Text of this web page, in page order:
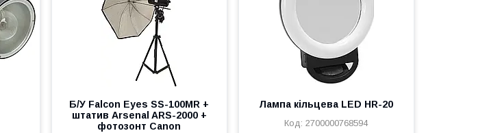
Б/У Falcon Eyes SS-100MR +
штатив Arsenal ARS-2000 +
фотозонт Canon
Лампа кільцева LED HR-20
2700000768594